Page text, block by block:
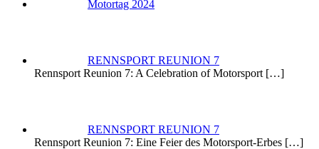
Motortag 2024
RENNSPORT REUNION 7
Rennsport Reunion 7: A Celebration of Motorsport […]
RENNSPORT REUNION 7
Rennsport Reunion 7: Eine Feier des Motorsport-Erbes […]